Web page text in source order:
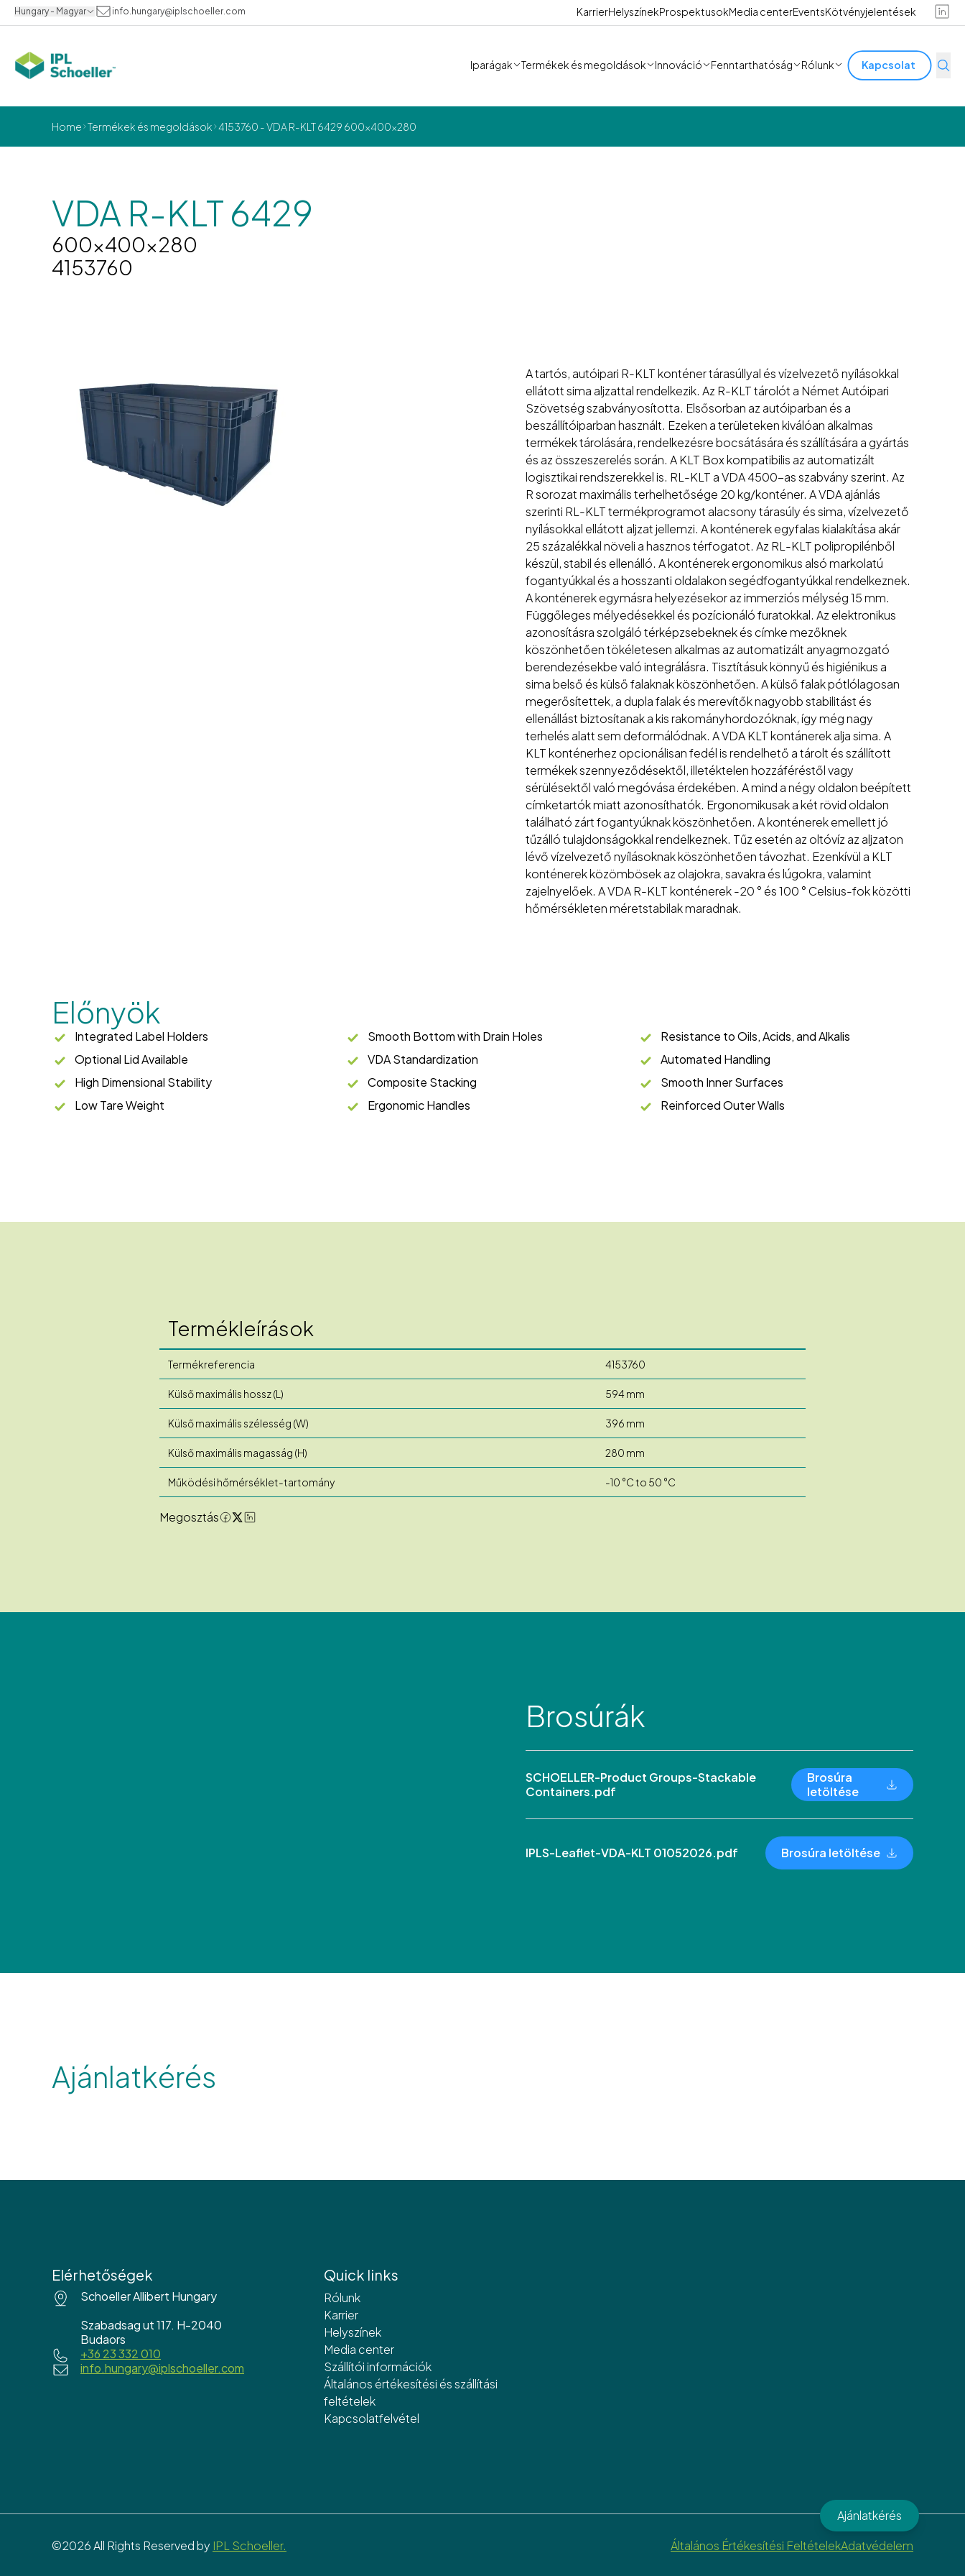
Hungary - Magyar info.hungary@iplschoeller.com KarrierHelyszínekProspektusokMedia centerEventsKötvényjelentések
Iparágak Termékek és megoldások Innováció Fenntarthatóság Rólunk Kapcsolat
Home Termékek és megoldások 4153760 - VDA R-KLT 6429 600x400x280
VDA R-KLT 6429
600x400x280
4153760
A tartós, autóipari R-KLT konténer tárasúllyal és vízelvezető nyílásokkal
ellátott sima aljzattal rendelkezik. Az R-KLT tárolót a Német Autóipari
Szövetség szabványosította. Elsősorban az autóiparban és a
beszállítóiparban használt. Ezeken a területeken kiválóan alkalmas
termékek tárolására, rendelkezésre bocsátására és szállítására a gyártás
és az összeszerelés során. A KLT Box kompatibilis az automatizált
logisztikai rendszerekkel is. RL-KLT a VDA 4500-as szabvány szerint. Az
R sorozat maximális terhelhetősége 20 kg/konténer. A VDA ajánlás
szerinti RL-KLT termékprogramot alacsony tárasúly és sima, vízelvezető
nyílásokkal ellátott aljzat jellemzi. A konténerek egyfalas kialakítása akár
25 százalékkal növeli a hasznos térfogatot. Az RL-KLT polipropilénből
készül, stabil és ellenálló. A konténerek ergonomikus alsó markolatú
fogantyúkkal és a hosszanti oldalakon segédfogantyúkkal rendelkeznek.
A konténerek egymásra helyezésekor az immerziós mélység 15 mm.
Függőleges mélyedésekkel és pozícionáló furatokkal. Az elektronikus
azonosításra szolgáló térképzsebeknek és címke mezőknek
köszönhetően tökéletesen alkalmas az automatizált anyagmozgató
berendezésekbe való integrálásra. Tisztításuk könnyű és higiénikus a
sima belső és külső falaknak köszönhetően. A külső falak pótlólagosan
megerősítettek, a dupla falak és merevítők nagyobb stabilitást és
ellenállást biztosítanak a kis rakományhordozóknak, így még nagy
terhelés alatt sem deformálódnak. A VDA KLT kontánerek alja sima. A
KLT konténerhez opcionálisan fedél is rendelhető a tárolt és szállított
termékek szennyeződésektől, illetéktelen hozzáféréstől vagy
sérülésektől való megóvása érdekében. A mind a négy oldalon beépített
címketartók miatt azonosíthatók. Ergonomikusak a két rövid oldalon
található zárt fogantyúknak köszönhetően. A konténerek emellett jó
tűzálló tulajdonságokkal rendelkeznek. Tűz esetén az oltóvíz az aljzaton
lévő vízelvezető nyílásoknak köszönhetően távozhat. Ezenkívül a KLT
konténerek közömbösek az olajokra, savakra és lúgokra, valamint
zajelnyelőek. A VDA R-KLT konténerek -20 ° és 100 ° Celsius-fok közötti
hőmérsékleten méretstabilak maradnak.
Előnyök
Integrated Label Holders Smooth Bottom with Drain Holes
Resistance to Oils, Acids, and Alkalis
Optional Lid Available
VDA Standardization
Automated Handling
High Dimensional Stability
Composite Stacking
Smooth Inner Surfaces
Low Tare Weight
Ergonomic Handles Reinforced Outer Walls
Termékleírások
Termékreferencia 4153760
Külső maximális hossz (L) 594 mm
Külső maximális szélesség (W) 396 mm
Külső maximális magasság (H) 280 mm
Működési hőmérséklet-tartomány -10 °C to 50 °C
Megosztás
Brosúrák
SCHOELLER-Product Groups-Stackable
Containers.pdf
Brosúra
letöltése
IPLS-Leaflet-VDA-KLT 01052026.pdf Brosúra letöltése
Ajánlatkérés
Ajánlatkérés
Elérhetőségek
Schoeller Allibert Hungary
Szabadsag ut 117. H-2040
Budaors
+36 23 332 010
info.hungary@iplschoeller.com
Quick links
Rólunk
Karrier
Helyszínek
Media center
Szállítói információk
Általános értékesítési és szállítási
feltételek
Kapcsolatfelvétel
©2026 All Rights Reserved by IPL Schoeller. Általános Értékesítési FeltételekAdatvédelem